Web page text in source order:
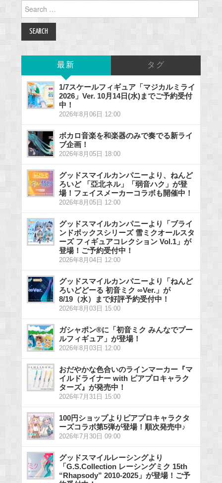
Search
for:
最新 タグ
1/7スケールフィギュア「マジカルミライ
2026」Ver. 10月14日(水)までご予約受付
中！
2026年8月06日 12:00
ボカロ音楽を和楽器のみで奏でる新ライ
ブ企画！
2026年8月05日 18:00
グッドスマイルカンパニーより、ねんど
ろいど 「亞北ネル」「弱音ハク」が登
場！フェイスメーカーコラボも開催中！
2026年8月05日 12:00
グッドスマイルカンパニーより「ブライ
ンドボックスシリーズ 雪ミクオールスタ
ーズ フィギュアコレクション Vol.1」が
登場！ご予約受付中！
2026年8月04日 12:00
グッドスマイルカンパニーより「ねんど
ろいどどーる 初音ミク ∞Ver.」が
8/19（水）まで好評予約受付中！
2026年8月03日 15:00
ガシャポン®に「初音ミク みんなでプー
ルフィギュア」が登場！
2026年8月03日 12:00
おだやかな色合いのラインマーカー『マ
イルドライナー with ピアプロキャラク
ターズ』が発売中！
2026年7月31日 15:00
100円ショップよりピアプロキャラクタ
ーズコラボ第5弾が登場！順次発売中♪
2026年7月30日 09:00
グッドスマイルレーシングより
「G.S.Collection レーシングミク 15th
“Rhapsody” 2010-2025」が登場！ご予